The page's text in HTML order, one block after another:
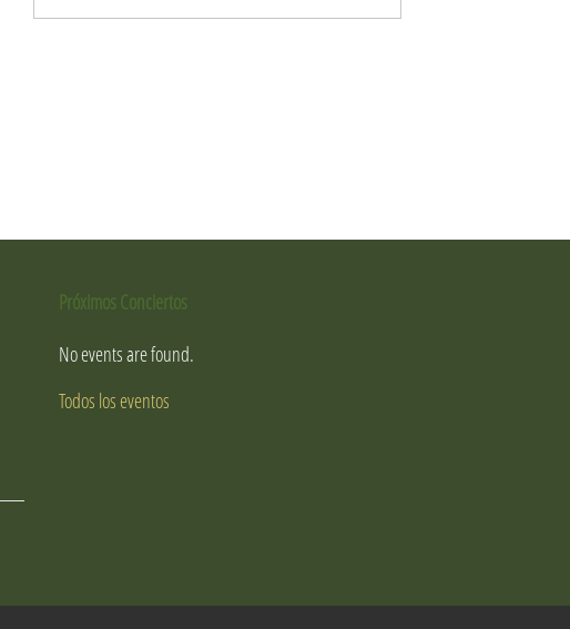
Próximos Conciertos
No events are found.
Todos los eventos